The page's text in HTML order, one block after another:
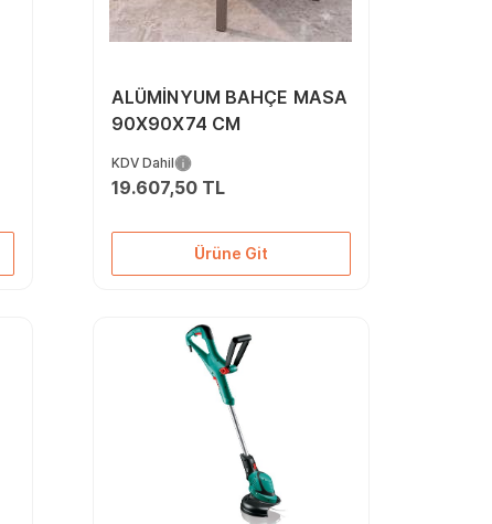
ALÜMİNYUM BAHÇE MASA
90X90X74 CM
KDV Dahil
19.607,50 TL
Ürüne Git